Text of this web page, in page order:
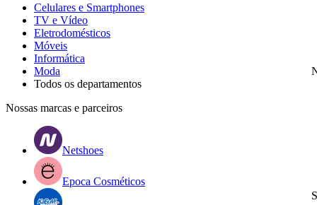
Celulares e Smartphones
TV e Vídeo
Eletrodomésticos
Móveis
Informática
Moda
Todos os departamentos
Nossas marcas e parceiros
Netshoes
Epoca Cosméticos